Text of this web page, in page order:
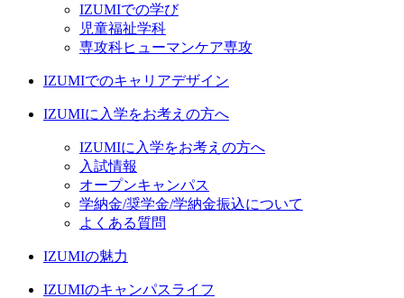
IZUMIでの学び
児童福祉学科
専攻科ヒューマンケア専攻
IZUMIでのキャリアデザイン
IZUMIに入学をお考えの方へ
IZUMIに入学をお考えの方へ
入試情報
オープンキャンパス
学納金/奨学金/学納金振込について
よくある質問
IZUMIの魅力
IZUMIのキャンパスライフ